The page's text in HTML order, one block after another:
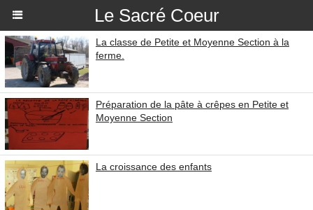
Le Sacré Coeur
La classe de Petite et Moyenne Section à la
ferme.
Préparation de la pâte à crêpes en Petite et
Moyenne Section
La croissance des enfants